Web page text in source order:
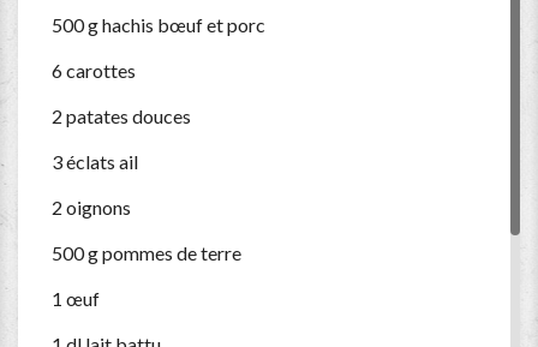
500 g hachis bœuf et porc
6 carottes
2 patates douces
3 éclats ail
2 oignons
500 gpommes de terre
1 œuf